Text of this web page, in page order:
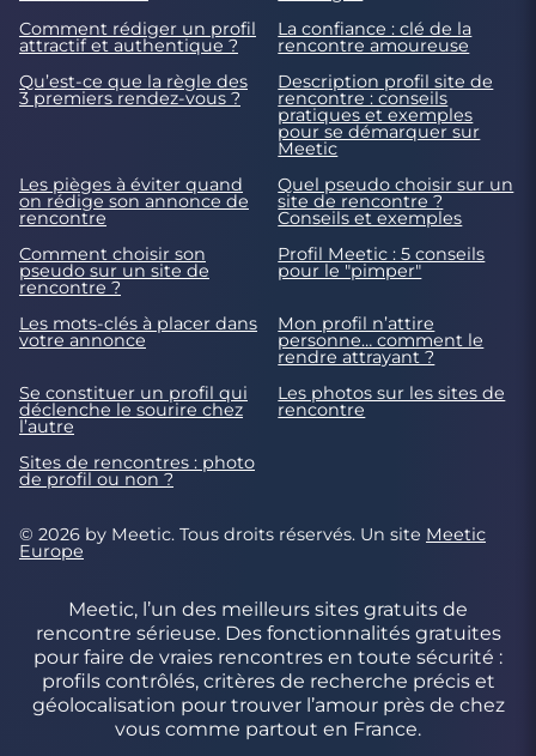
Comment rédiger un profil
attractif et authentique ?
La confiance : clé de la
rencontre amoureuse
Qu’est-ce que la règle des
3 premiers rendez-vous ?
Description profil site de
rencontre : conseils
pratiques et exemples
pour se démarquer sur
Meetic
Les pièges à éviter quand
on rédige son annonce de
rencontre
Quel pseudo choisir sur un
site de rencontre ?
Conseils et exemples
Comment choisir son
pseudo sur un site de
rencontre ?
Profil Meetic : 5 conseils
pour le "pimper"
Les mots-clés à placer dans
votre annonce
Mon profil n’attire
personne… comment le
rendre attrayant ?
Se constituer un profil qui
déclenche le sourire chez
l’autre
Les photos sur les sites de
rencontre
Sites de rencontres : photo
de profil ou non ?
© 2026 by Meetic. Tous droits réservés. Un site Meetic
Europe
Meetic, l’un des meilleurs sites gratuits de
rencontre sérieuse. Des fonctionnalités gratuites
pour faire de vraies rencontres en toute sécurité :
profils contrôlés, critères de recherche précis et
géolocalisation pour trouver l’amour près de chez
vous comme partout en France.